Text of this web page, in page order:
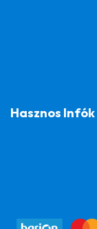
Hasznos Infók